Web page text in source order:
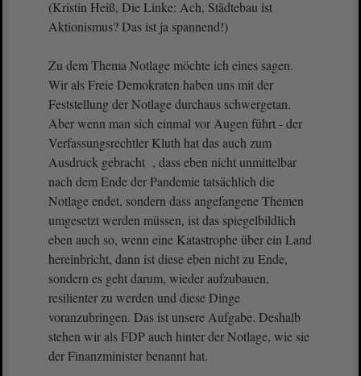
(Kristin Heiß, Die Linke: Ach, Städtebau ist
Aktionismus? Das ist ja spannend!)
Zu dem Thema Notlage möchte ich eines sagen.
Wir als Freie Demokraten haben uns mit der
Feststellung der Notlage durchaus schwergetan.
Aber wenn man sich einmal vor Augen führt - der
Verfassungsrechtler Kluth hat das auch zum
Ausdruck gebracht , dass eben nicht unmittelbar
nach dem Ende der Pandemie tatsächlich die
Notlage endet, sondern dass angefangene Themen
umgesetzt werden müssen, ist das spiegelbildlich
eben auch so, wenn eine Katastrophe über ein Land
hereinbricht, dann ist diese eben nicht zu Ende,
sondern es geht darum, wieder aufzubauen,
resilienter zu werden und diese Dinge
voranzubringen. Das ist unsere Aufgabe. Deshalb
stehen wir als FDP auch hinter der Notlage, wie sie
der Finanzminister benannt hat.